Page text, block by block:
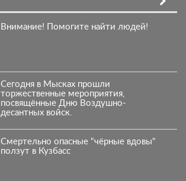
Внимание! Помогите найти людей!
Сегодня в Мысках прошли
торжественные мероприятия,
посвящённые Дню Воздушно-
десантных войск.
Смертельно опасные "чёрные вдовы"
ползут в Кузбасс